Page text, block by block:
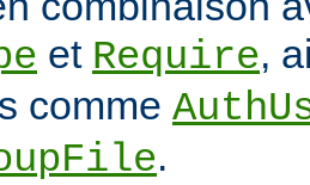
et Require,
comme
.